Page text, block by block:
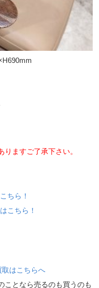
ますご了承下さい。
ちら！
こちら！
はこちらへ
ことなら売るのも買うのも